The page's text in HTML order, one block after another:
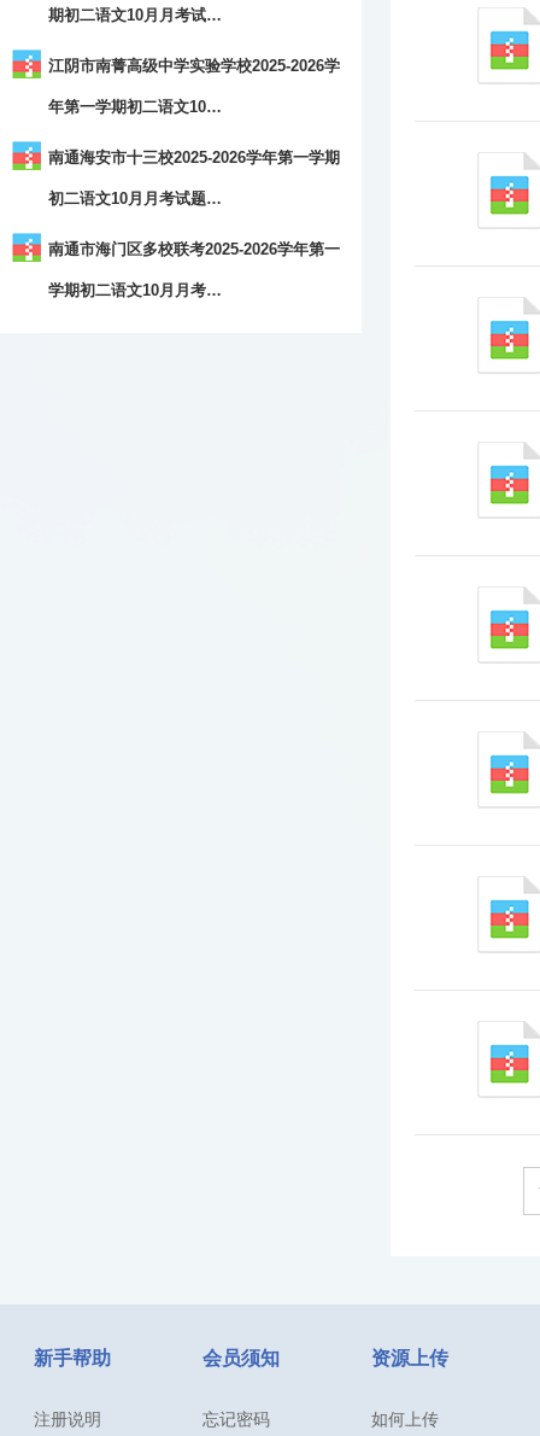
期初二语文10月月考试…
江阴市南菁高级中学实验学校2025-2026学
年第一学期初二语文10…
南通海安市十三校2025-2026学年第一学期
初二语文10月月考试题…
南通市海门区多校联考2025-2026学年第一
学期初二语文10月月考…
新手帮助
注册说明
会员须知
忘记密码
资源上传
如何上传